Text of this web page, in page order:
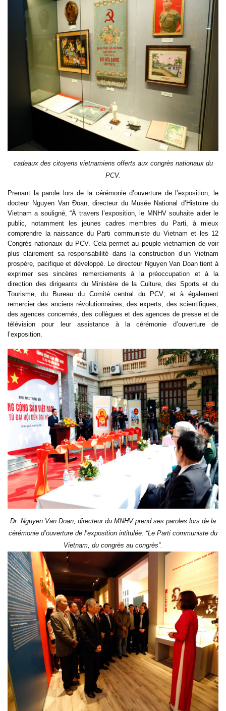
cadeaux des citoyens vietnamiens offerts aux congrès nationaux du
PCV.
Prenant la parole lors de la cérémonie d’ouverture de l’exposition, le
docteur Nguyen Van Đoan, directeur du Musée National d’Histoire du
Vietnam a souligné, “À travers l’exposition, le MNHV souhaite aider le
public, notamment les jeunes cadres membres du Parti, à mieux
comprendre la naissance du Parti communiste du Vietnam et les 12
Congrès nationaux du PCV. Cela permet au peuple vietnamien de voir
plus clairement sa responsabilité dans la construction d’un Vietnam
prospère, pacifique et développé. Le directeur Nguyen Van Doan tient à
exprimer ses sincères remerciements à la préoccupation et à la
direction des dirigeants du Ministère de la Culture, des Sports et du
Tourisme, du Bureau du Comité central du PCV; et à également
remercier des anciens révolutionnaires, des experts, des scientifiques,
des agences concernés, des collègues et des agences de presse et de
télévision pour leur assistance à la cérémonie d’ouverture de
l’exposition.
Dr. Nguyen Van Doan, directeur du MNHV prend ses paroles lors de la
cérémonie d’ouverture de l’exposition intitulée: “Le Parti communiste du
Vietnam, du congrès au congrès”.